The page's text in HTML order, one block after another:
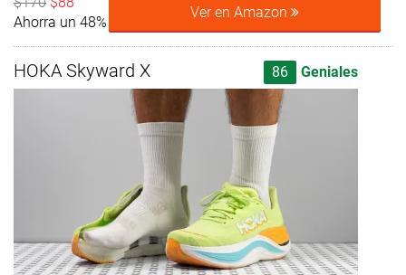
Ahorra un 48%
Ver en Amazon
HOKA Skyward X 86 Geniales